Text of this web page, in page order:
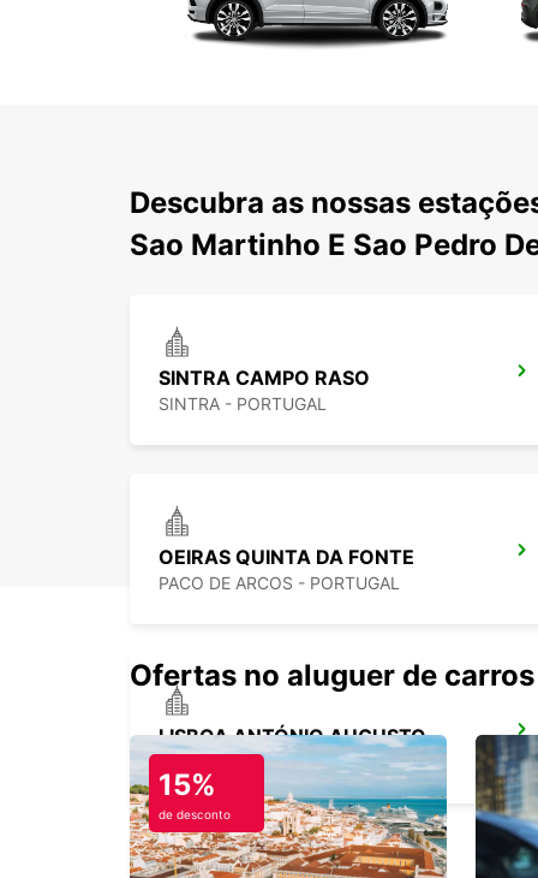
Descubra as nossas
Sao Martinho E Sao Pedro
SINTRA CAMPO RASO
SINTRA - PORTUGAL
OEIRAS QUINTA DA FONTE
PACO DE ARCOS - PORTUGAL
LISBOA ANTÓNIO AUGUSTO
LISBOA - PORTUGAL
Ofertas no aluguer de
15%
de desconto